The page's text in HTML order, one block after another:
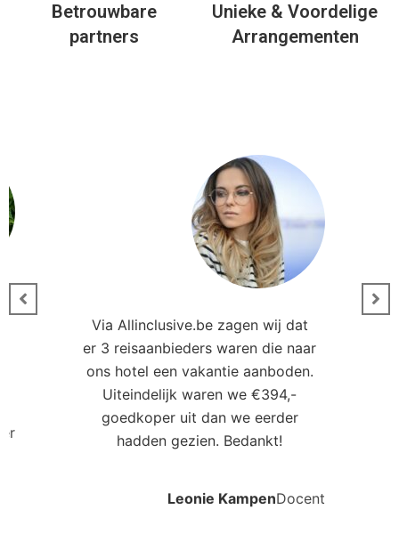
Betrouwbare
partners
Unieke & Voordelige
Arrangementen
Via Allinclusive.be zagen wij dat
er 3 reisaanbieders waren die naar
ons hotel een vakantie aanboden.
Uiteindelijk waren we €394,-
goedkoper uit dan we eerder
hadden gezien. Bedankt!
Leonie KampenDocent